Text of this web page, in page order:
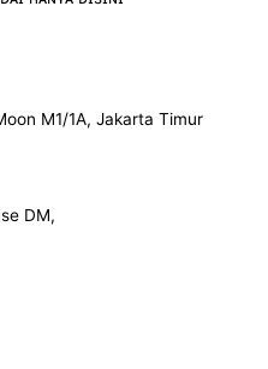
M1/1A, Jakarta Timur
DM,